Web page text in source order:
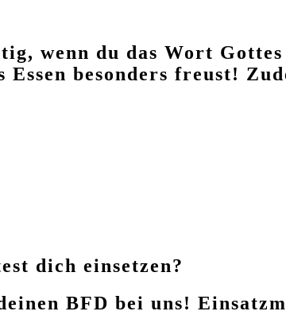
wenn du das Wort
Essen besonders freust!
dich einsetzen?
BFD bei uns!